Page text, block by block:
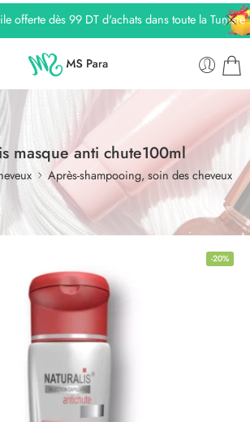
offerte dès 99 DT d'achats dans toute la Tunisie
masque anti chute100ml
Après-shampooing, soin des cheveux
-20%